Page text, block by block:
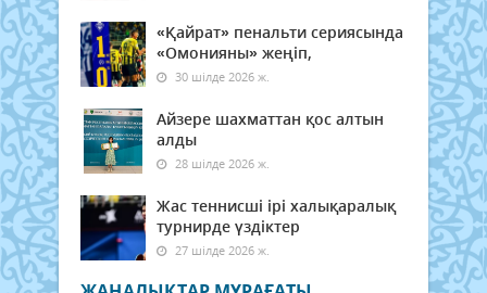
«Қайрат» пенальти сериясында
«Омонияны» жеңіп,
30 шілде 2026 ж.
Айзере шахматтан қос алтын
алды
28 шілде 2026 ж.
Жас теннисші ірі халықаралық
турнирде үздіктер
27 шілде 2026 ж.